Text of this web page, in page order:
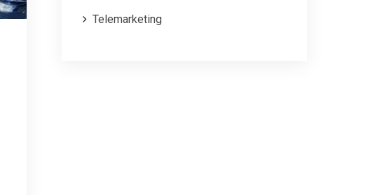
Telemarketing